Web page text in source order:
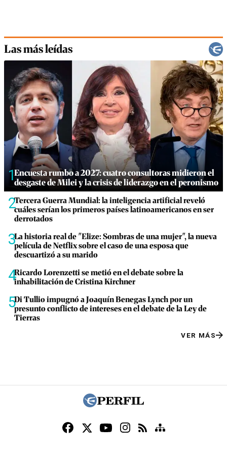
Las más leídas
1Encuesta rumbo a 2027: cuatro consultoras midieron el
desgaste de Milei y la crisis de liderazgo en el peronismo
2Tercera Guerra Mundial: la inteligencia artificial reveló
cuáles serían los primeros países latinoamericanos en ser
derrotados
3La historia real de "Elize: Sombras de una mujer", la nueva
película de Netflix sobre el caso de una esposa que
descuartizó a su marido
4Ricardo Lorenzetti se metió en el debate sobre la
inhabilitación de Cristina Kirchner
5Di Tullio impugnó a Joaquín Benegas Lynch por un
presunto conflicto de intereses en el debate de la Ley de
Tierras
VER MÁS